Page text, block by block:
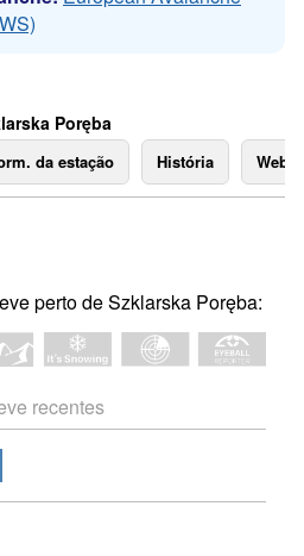
Poręba
da estação História
perto de Szklarska Poręba:
recentes